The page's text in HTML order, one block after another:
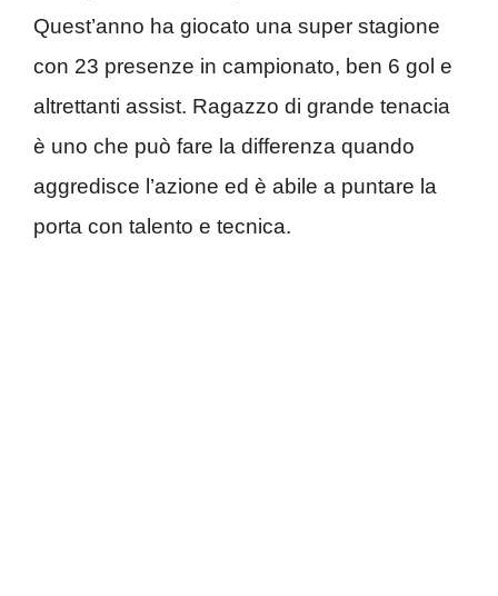
Quest’anno ha giocato una super stagione
con 23 presenze in campionato, ben 6 gol e
altrettanti assist. Ragazzo di grande tenacia
è uno che può fare la differenza quando
aggredisce l’azione ed è abile a puntare la
porta con talento e tecnica.